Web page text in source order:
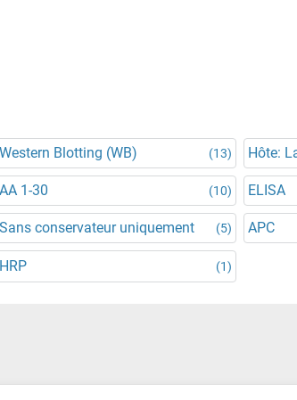
Western Blotting (WB) (13) Hôte:
AA 1-30 (10) ELISA
Sans conservateur uniquement (5) APC
HRP (1)